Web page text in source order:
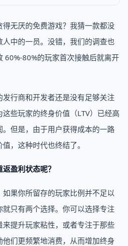
无厌的免费游戏？我猜一款都没
中的一员。没错，我们的调查也
60%-80%的玩家首次接触后就离开
行商和开发者还是没有足够关注
些玩家的终身价值（LTV）已经高
但是，由于用户获得成本的一路
，这种时代也终结了。
盈利状态呢？
果你所留存的玩家比例并不足以
只有两个选择。你可以选择专注
提升玩家粘性，或者专注于那些
们更频繁地消费，从而增加终身